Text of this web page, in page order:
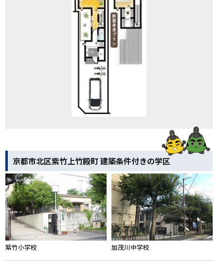
京都市北区紫竹上竹殿町 建築条件付きの学区
紫竹小学校 加茂川中学校